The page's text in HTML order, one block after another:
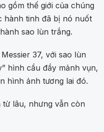
gồm thế giới của chúng
hành tinh đã bị nó nuốt
sao lùn trắng.
37, với sao lùn
hình cầu đầy mảnh vụn,
hình ảnh tương lai đó.
từ lâu, nhưng vẫn còn